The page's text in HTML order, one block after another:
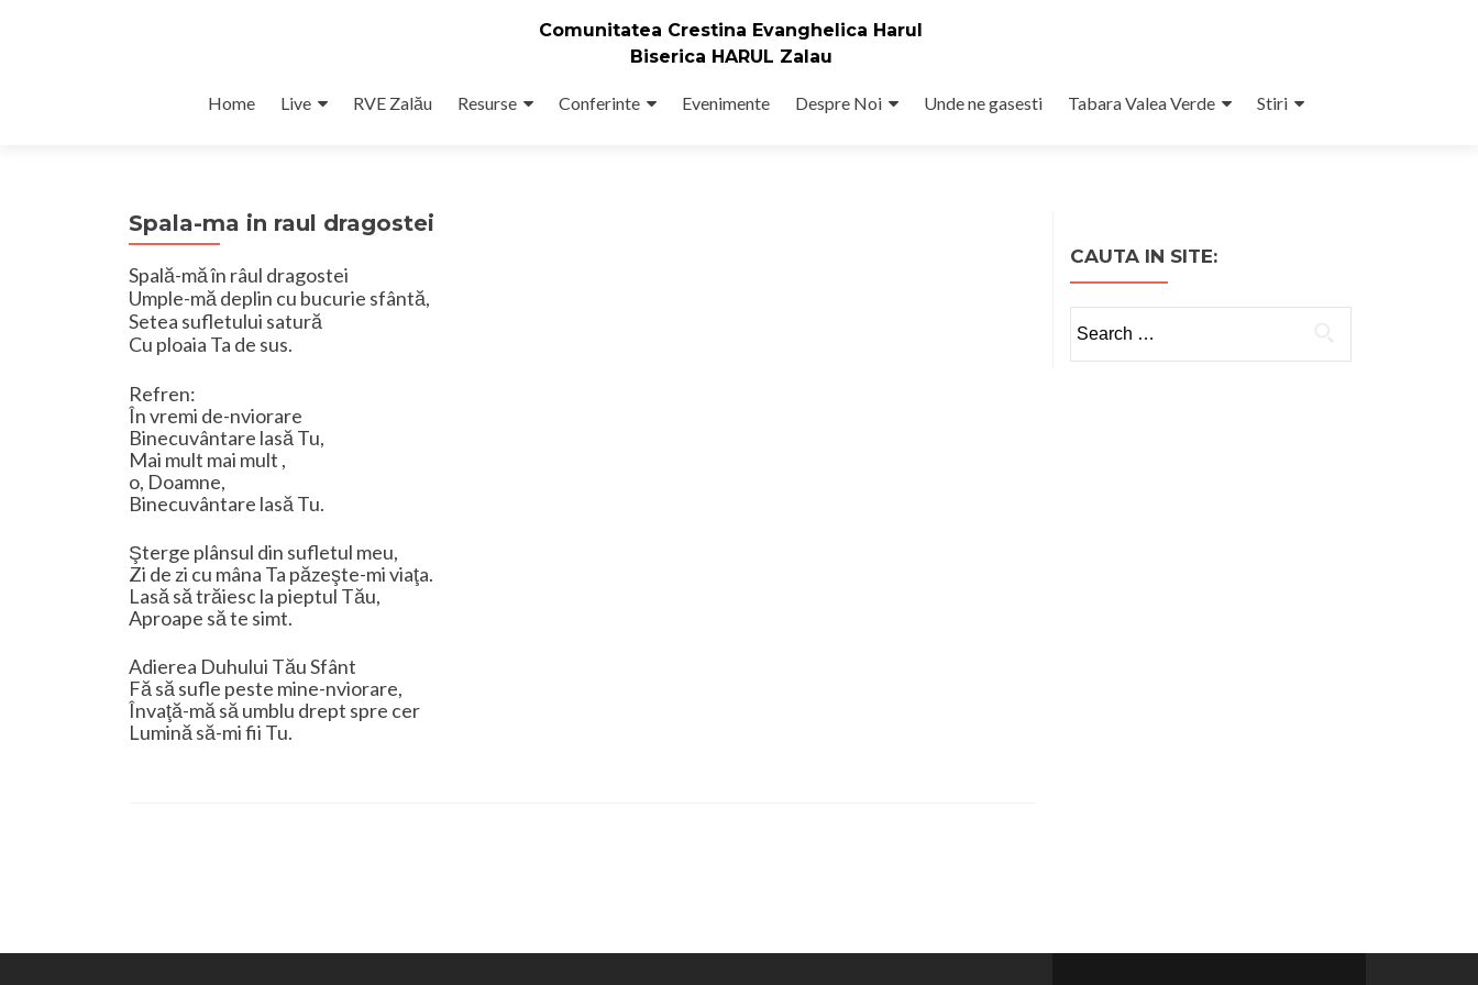
Comunitatea Crestina Evanghelica Harul
Biserica HARUL Zalau
Home Live RVE Zalău Resurse Conferinte Evenimente Despre Noi Unde ne gasesti Tabara Valea Verde Stiri
Spala-ma in raul dragostei
Spală-mă în râul dragostei
Umple-mă deplin cu bucurie sfântă,
Setea sufletului satură
Cu ploaia Ta de sus.
Refren:
În vremi de-nviorare
Binecuvântare lasă Tu,
Mai mult mai mult ,
o, Doamne,
Binecuvântare lasă Tu.
Şterge plânsul din sufletul meu,
Zi de zi cu mâna Ta păzeşte-mi viaţa.
Lasă să trăiesc la pieptul Tău,
Aproape să te simt.
Adierea Duhului Tău Sfânt
Fă să sufle peste mine-nviorare,
Învaţă-mă să umblu drept spre cer
Lumină să-mi fii Tu.
CAUTA IN SITE:
for: